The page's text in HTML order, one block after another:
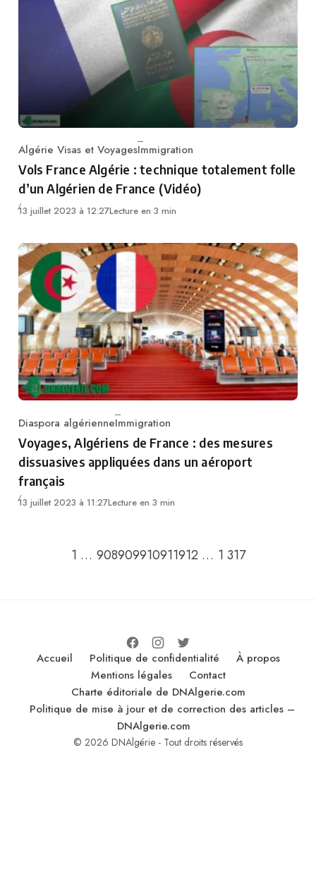
Category
Algérie Visas et VoyagesImmigration
Vols France Algérie : technique totalement folle
d’un Algérien de France (Vidéo)
13 juillet 2023 à 12:27Lecture en 3 min
Category
Diaspora algérienneImmigration
Voyages, Algériens de France : des mesures
dissuasives appliquées dans un aéroport
français
13 juillet 2023 à 11:27Lecture en 3 min
Go to the previous page
1 … 908909910911912 … 1 317Go to the
Accueil Politique de confidentialité
À propos
Mentions légales
Contact
Charte éditoriale de DNAlgerie.com
Politique de mise à jour et de correction des articles –
DNAlgerie.com
© 2026 DNAlgérie - Tout droits réservés